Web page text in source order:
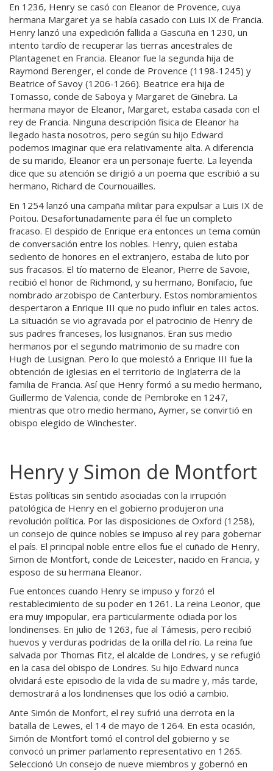
En 1236, Henry se casó con Eleanor de Provence, cuya
hermana Margaret ya se había casado con Luis IX de Francia.
Henry lanzó una expedición fallida a Gascuña en 1230, un
intento tardío de recuperar las tierras ancestrales de
Plantagenet en Francia. Eleanor fue la segunda hija de
Raymond Berenger, el conde de Provence (1198-1245) y
Beatrice of Savoy (1206-1266). Beatrice era hija de
Tomasso, conde de Saboya y Margaret de Ginebra. La
hermana mayor de Eleanor, Margaret, estaba casada con el
rey de Francia. Ninguna descripción física de Eleanor ha
llegado hasta nosotros, pero según su hijo Edward
podemos imaginar que era relativamente alta. A diferencia
de su marido, Eleanor era un personaje fuerte. La leyenda
dice que su atención se dirigió a un poema que escribió a su
hermano, Richard de Cournouailles.
En 1254 lanzó una campaña militar para expulsar a Luis IX de
Poitou. Desafortunadamente para él fue un completo
fracaso. El despido de Enrique era entonces un tema común
de conversación entre los nobles. Henry, quien estaba
sediento de honores en el extranjero, estaba de luto por
sus fracasos. El tío materno de Eleanor, Pierre de Savoie,
recibió el honor de Richmond, y su hermano, Bonifacio, fue
nombrado arzobispo de Canterbury. Estos nombramientos
despertaron a Enrique III que no pudo influir en tales actos.
La situación se vio agravada por el patrocinio de Henry de
sus padres franceses, los lusignanos. Eran sus medio
hermanos por el segundo matrimonio de su madre con
Hugh de Lusignan. Pero lo que molestó a Enrique III fue la
obtención de iglesias en el territorio de Inglaterra de la
familia de Francia. Así que Henry formó a su medio hermano,
Guillermo de Valencia, conde de Pembroke en 1247,
mientras que otro medio hermano, Aymer, se convirtió en
obispo elegido de Winchester.
Henry y Simon de Montfort
Estas políticas sin sentido asociadas con la irrupción
patológica de Henry en el gobierno produjeron una
revolución política. Por las disposiciones de Oxford (1258),
un consejo de quince nobles se impuso al rey para gobernar
el país. El principal noble entre ellos fue el cuñado de Henry,
Simon de Montfort, conde de Leicester, nacido en Francia, y
esposo de su hermana Eleanor.
Fue entonces cuando Henry se impuso y forzó el
restablecimiento de su poder en 1261. La reina Leonor, que
era muy impopular, era particularmente odiada por los
londinenses. En julio de 1263, fue al Támesis, pero recibió
huevos y verduras podridas de la orilla del río. La reina fue
salvada por Thomas Fitz, el alcalde de Londres, y se refugió
en la casa del obispo de Londres. Su hijo Edward nunca
olvidará este episodio de la vida de su madre y, más tarde,
demostrará a los londinenses que los odió a cambio.
Ante Simón de Monfort, el rey sufrió una derrota en la
batalla de Lewes, el 14 de mayo de 1264. En esta ocasión,
Simón de Montfort tomó el control del gobierno y se
convocó un primer parlamento representativo en 1265.
Seleccionó Un consejo de nueve miembros y gobernó en